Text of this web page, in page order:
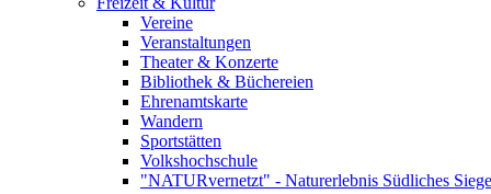
Vereine
Veranstaltungen
Theater & Konzerte
Bibliothek & Büchereien
Ehrenamtskarte
Wandern
Sportstätten
Volkshochschule
"NATURvernetzt" - Naturerlebnis Südliches